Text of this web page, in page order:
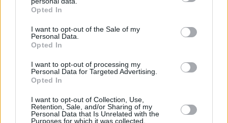
grant or deny consent to Google and its third-party tags to
use your data for below specified purposes in below Google
consent section.
Opted In
I want to opt-out of the Sale of my
Personal Data.
Opted In
I want to opt-out of processing my
Personal Data for Targeted Advertising.
Opted In
I want to opt-out of Collection, Use,
Retention, Sale, and/or Sharing of my
Personal Data that Is Unrelated with the
Purposes for which it was collected.
Pásate a la carta digital QR. Nuestra sistema es
digital tus clientes accederán a todo el
contenido de tu carta de manera visual e
interactiva.
Por eso hemos diseñado un sistema capaz de
ayudar a tu negocio a adaptarse a las
circunstancias actuales que nuestro país está